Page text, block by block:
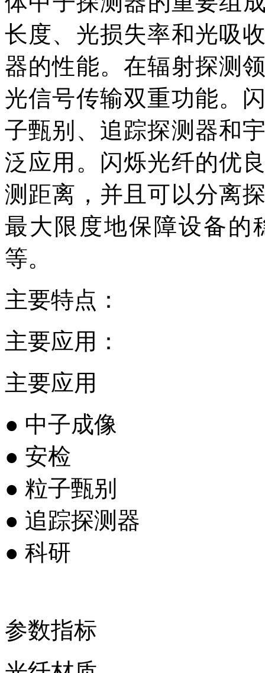
长度、光损失率和光吸
器的性能。在辐射探测
光信号传输双重功能。
子甄别、追踪探测器和
泛应用。闪烁光纤的优
测距离，并且可以分离
最大限度地保障设备的
等。
主要特点：
主要应用：
主要应用
● 中子成像
● 安检
● 粒子甄别
● 追踪探测器
● 科研
参数指标